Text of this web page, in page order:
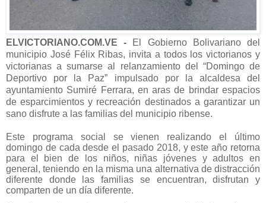
ELVICTORIANO.COM.VE -
El Gobierno Bolivariano del
municipio José Félix Ribas, invita a todos los victorianos y
victorianas a sumarse al relanzamiento del “Domingo de
Deportivo por la Paz” impulsado por la alcaldesa del
ayuntamiento Sumiré Ferrara, en aras de brindar espacios
de esparcimientos y recreación destinados a garantizar un
sano disfrute a las familias del municipio ribense.
Este programa social se vienen realizando el último
domingo de cada desde el pasado 2018, y este año retorna
para el bien de los niños, niñas jóvenes y adultos en
general, teniendo en la misma una alternativa de distracción
diferente donde las familias se encuentran, disfrutan y
comparten de un día diferente.